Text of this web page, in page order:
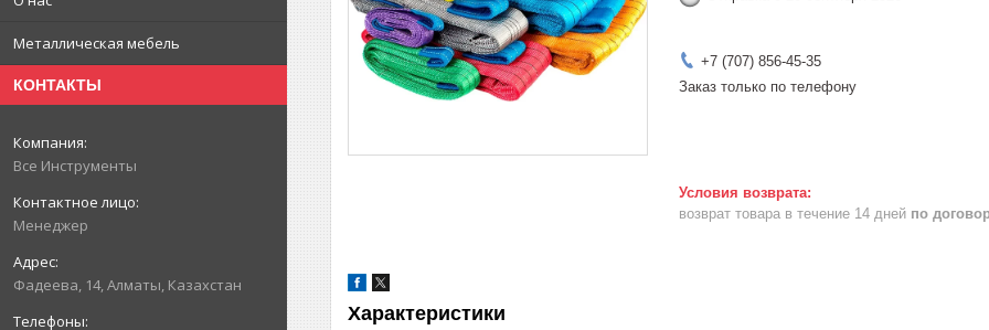
Металлическая мебель
КОНТАКТЫ
Все Инструменты
Менеджер
Фадеева, 14, Алматы, Казахстан
+7 (707) 856-45-35
Заказ только по телефону
возврат товара в течение 14 дней по
Характеристики